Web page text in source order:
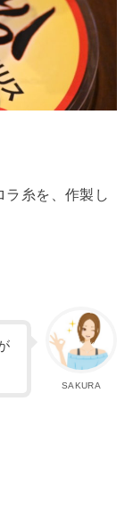
ラ糸を、作製し
SAKURA